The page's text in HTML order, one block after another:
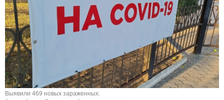
Выявили 469 новых зараженных.